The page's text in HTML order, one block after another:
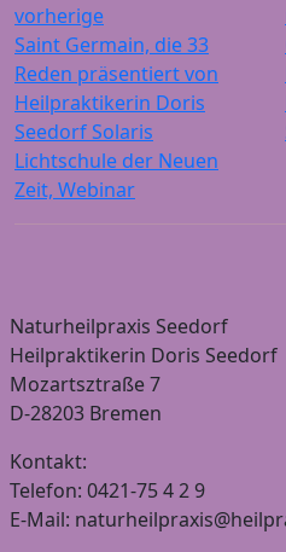
vorherige
Saint Germain, die 33
Reden präsentiert von
Heilpraktikerin Doris
Seedorf Solaris
Lichtschule der Neuen
Zeit, Webinar
Naturheilpraxis Seedorf
Heilpraktikerin Doris Seedorf
Mozartsztraße 7
D-28203 Bremen
Kontakt:
Telefon: 0421-75 4 2 9
E-Mail: